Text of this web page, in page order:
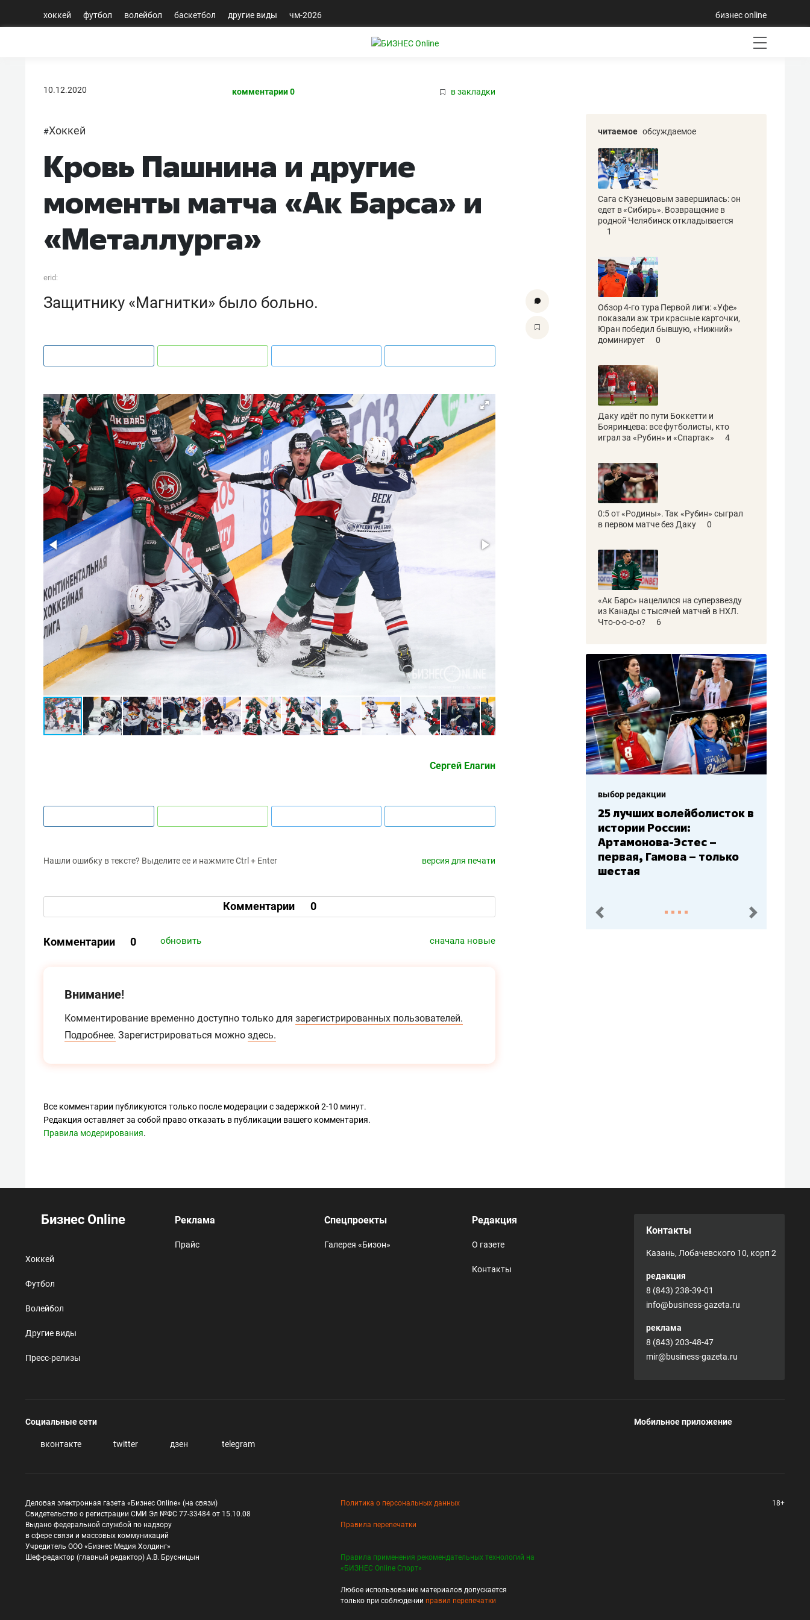
хоккей футбол волейбол баскетбол другие виды чм-2026 бизнес online
10.12.2020 комментарии 0 в закладки
#Хоккей
Кровь Пашнина и другие
моменты матча «Ак Барса» и
«Металлурга»
erid:
Защитнику «Магнитки» было больно.
Сергей Елагин
Нашли ошибку в тексте? Выделите ее и нажмите Ctrl + Enter версия для печати
Комментарии 0
Комментарии 0 обновить сначала новые
Внимание!
Комментирование временно доступно только для зарегистрированных пользователей.
Подробнее. Зарегистрироваться можно здесь.
Все комментарии публикуются только после модерации с задержкой 2-10 минут.
Редакция оставляет за собой право отказать в публикации вашего комментария.
Правила модерирования.
читаемое обсуждаемое
Сага с Кузнецовым завершилась: он
едет в «Сибирь». Возвращение в
родной Челябинск откладывается
1
Обзор 4-го тура Первой лиги: «Уфе»
показали аж три красные карточки,
Юран победил бывшую, «Нижний»
доминирует
0
Даку идёт по пути Боккетти и
Бояринцева: все футболисты, кто
играл за «Рубин» и «Спартак»
4
0:5 от «Родины». Так «Рубин» сыграл
в первом матче без Даку
0
«Ак Барс» нацелился на суперзвезду
из Канады с тысячей матчей в НХЛ.
Что-о-о-о-о?
6
выбор редакции
25 лучших волейболисток в
истории России:
Артамонова-Эстес –
первая, Гамова – только
шестая
Бюджеты
пред. след.
Бизнес Online
Хоккей
Футбол
Волейбол
Другие виды
Пресс-релизы
Реклама
Прайс
Спецпроекты
Галерея «Бизон»
Редакция
О газете
Контакты
Контакты
Казань, Лобачевского 10, корп 2
редакция
8 (843) 238-39-01
info@business-gazeta.ru
реклама
8 (843) 203-48-47
mir@business-gazeta.ru
Социальные сети
вконтакте twitter дзен telegram
Мобильное приложение
Деловая электронная газета «Бизнес Online» (на связи)
Свидетельство о регистрации СМИ Эл №ФС 77-33484 от 15.10.08
Выдано федеральной службой по надзору
в сфере связи и массовых коммуникаций
Учредитель ООО «Бизнес Медия Холдинг»
Шеф-редактор (главный редактор) А.В. Брусницын
Политика о персональных данных
Правила перепечатки
Правила применения рекомендательных технологий на
«БИЗНЕС Online Спорт»
Любое использование материалов допускается
только при соблюдении правил перепечатки
18+